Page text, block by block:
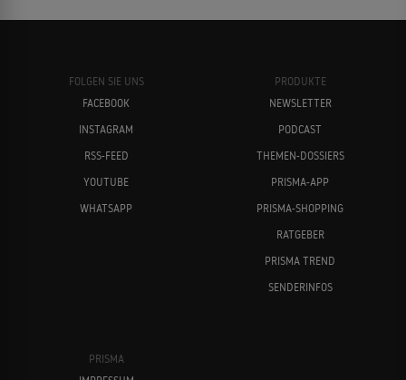
FOLGEN SIE UNS
FACEBOOK
INSTAGRAM
RSS-FEED
YOUTUBE
WHATSAPP
PRODUKTE
NEWSLETTER
PODCAST
THEMEN-DOSSIERS
PRISMA-APP
PRISMA-SHOPPING
RATGEBER
PRISMA TREND
SENDERINFOS
PRISMA